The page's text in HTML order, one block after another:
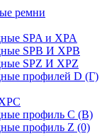
ремни
SPA и XPA
SPB И XPB
SPZ И XPZ
профилей D (Г)
профиль C (В)
профиль Z (0)